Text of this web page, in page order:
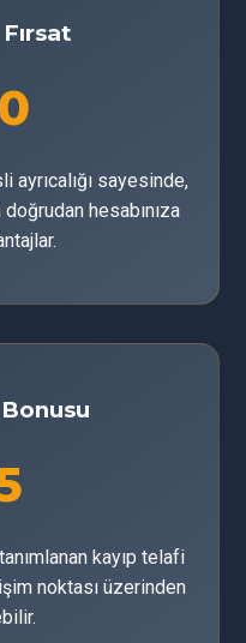
ayrıcalığı sayesinde,
hesabınıza
kayıp telafi
noktası üzerinden